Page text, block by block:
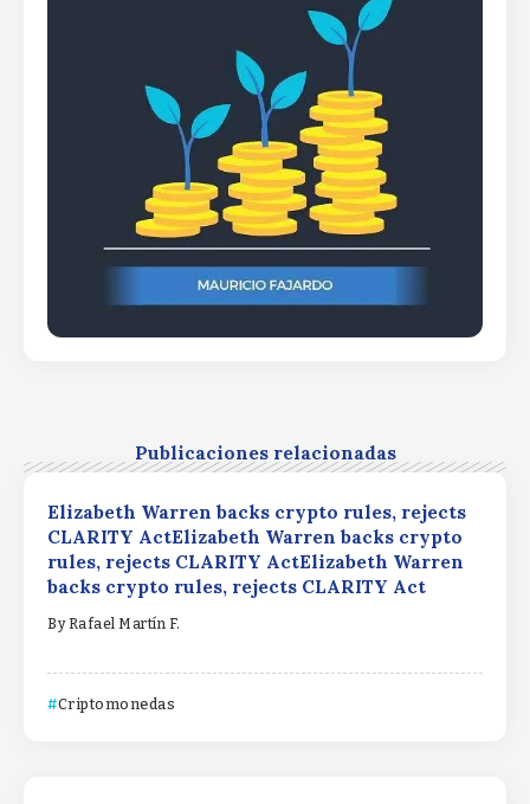
Publicaciones relacionadas
Elizabeth Warren backs crypto rules, rejects
CLARITY ActElizabeth Warren backs crypto
rules, rejects CLARITY ActElizabeth Warren
backs crypto rules, rejects CLARITY Act
By Rafael Martín F.
Criptomonedas